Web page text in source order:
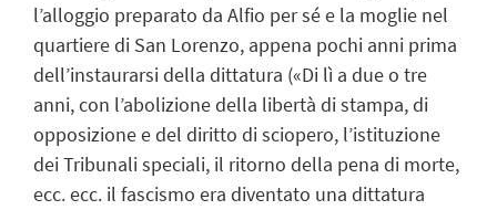
l’alloggio preparato da Alfio per sé e la moglie nel
quartiere di San Lorenzo, appena pochi anni prima
dell’instaurarsi della dittatura («Di lì a due o tre
anni, con l’abolizione della libertà di stampa, di
opposizione e del diritto di sciopero, l’istituzione
dei Tribunali speciali, il ritorno della pena di morte,
ecc. ecc. il fascismo era diventato una dittatura